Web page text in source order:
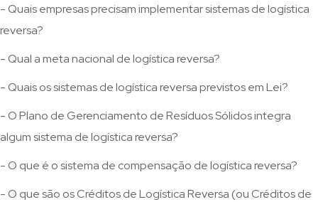
- Quais empresas precisam implementar sistemas de logística
reversa?
- Qual a meta nacional de logística reversa?
- Quais os sistemas de logística reversa previstos em Lei?
- O Plano de Gerenciamento de Resíduos Sólidos integra
algum sistema de logística reversa?
- O que é o sistema de compensação de logística reversa?
- O que são os Créditos de Logística Reversa (ou Créditos de